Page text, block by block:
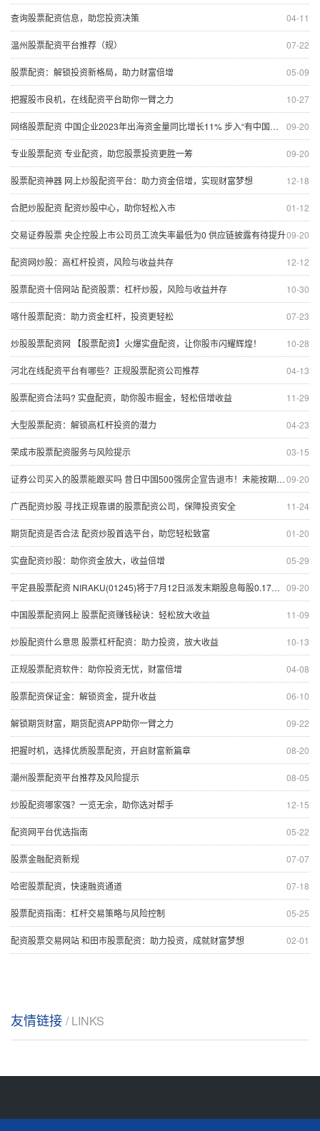
04-11
查询股票配资信息，助您投资决策
07-22
温州股票配资平台推荐（规）
05-09
股票配资：解锁投资新格局，助力财富倍增
10-27
把握股市良机，在线配资平台助你一臂之力
09-20
网络股票配资 中国企业2023年出海资金量同比增长11% 步入“有中国根基的全球企业”的重资产模式
09-20
专业股票配资 专业配资，助您股票投资更胜一筹
12-18
股票配资神器 网上炒股配资平台：助力资金倍增，实现财富梦想
01-12
合肥炒股配资 配资炒股中心，助你轻松入市
09-20
交易证券股票 央企控股上市公司员工流失率最低为0 供应链披露有待提升
12-12
配资网炒股：高杠杆投资，风险与收益共存
10-30
股票配资十倍网站 配资股票：杠杆炒股，风险与收益并存
07-23
喀什股票配资：助力资金杠杆，投资更轻松
10-28
炒股股票配资网 【股票配资】火爆实盘配资，让你股市闪耀辉煌！
04-13
河北在线配资平台有哪些？正规股票配资公司推荐
11-29
股票配资合法吗? 实盘配资，助你股市掘金，轻松倍增收益
04-23
大型股票配资：解锁高杠杆投资的潜力
03-15
荣成市股票配资服务与风险提示
09-20
证券公司买入的股票能跟买吗 昔日中国500强房企宣告退市！未能按期支付债务累计逾百亿元
11-24
广西配资炒股 寻找正规靠谱的股票配资公司，保障投资安全
01-20
期货配资是否合法 配资炒股首选平台，助您轻松致富
05-29
实盘配资炒股：助你资金放大，收益倍增
09-20
平定县股票配资 NIRAKU(01245)将于7月12日派发末期股息每股0.17日元
11-09
中国股票配资网上 股票配资赚钱秘诀：轻松放大收益
10-13
炒股配资什么意思 股票杠杆配资：助力投资，放大收益
04-08
正规股票配资软件：助你投资无忧，财富倍增
06-10
股票配资保证金：解锁资金，提升收益
09-22
解锁期货财富，期货配资APP助你一臂之力
08-20
把握时机，选择优质股票配资，开启财富新篇章
08-05
潮州股票配资平台推荐及风险提示
12-15
炒股配资哪家强？一览无余，助你选对帮手
05-22
配资网平台优选指南
07-07
股票金融配资新规
07-18
哈密股票配资，快速融资通道
05-25
股票配资指南：杠杆交易策略与风险控制
02-01
配资股票交易网站 和田市股票配资：助力投资，成就财富梦想
友情链接 / LINKS